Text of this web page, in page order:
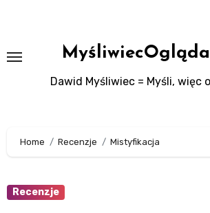
Dawid Myśliwiec = Myśli, więc
Home Recenzje Mistyfikacja
Recenzje